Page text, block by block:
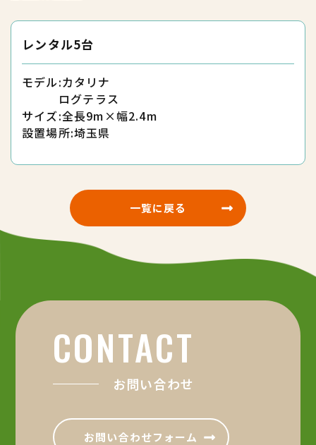
レンタル5台
モデル:カタリナ
ログテラス
サイズ:全長9m×幅2.4m
設置場所:埼玉県
一覧に戻る
CONTACT
お問い合わせ
お問い合わせフォーム